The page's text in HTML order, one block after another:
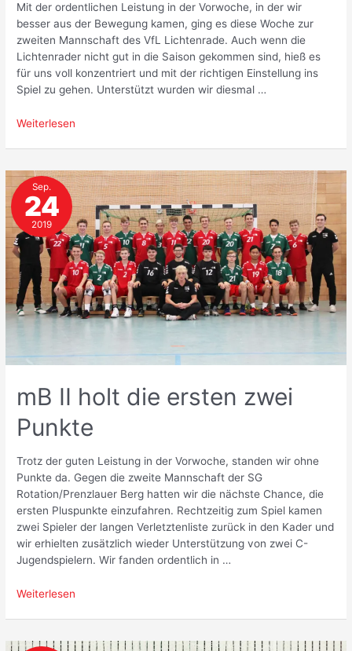
Mit der ordentlichen Leistung in der Vorwoche, in der wir
besser aus der Bewegung kamen, ging es diese Woche zur
zweiten Mannschaft des VfL Lichtenrade. Auch wenn die
Lichtenrader nicht gut in die Saison gekommen sind, hieß es
für uns voll konzentriert und mit der richtigen Einstellung ins
Spiel zu gehen. Unterstützt wurden wir diesmal …
mC
drittes
Spiel
Folge
Weiterlesen
Sep.
24
2019
mB II holt die ersten zwei
Punkte
Trotz der guten Leistung in der Vorwoche, standen wir ohne
Punkte da. Gegen die zweite Mannschaft der SG
Rotation/Prenzlauer Berg hatten wir die nächste Chance, die
ersten Pluspunkte einzufahren. Rechtzeitig zum Spiel kamen
zwei Spieler der langen Verletztenliste zurück in den Kader und
wir erhielten zusätzlich wieder Unterstützung von zwei C-
Jugendspielern. Wir fanden ordentlich in …
mB
die
Weiterlesen